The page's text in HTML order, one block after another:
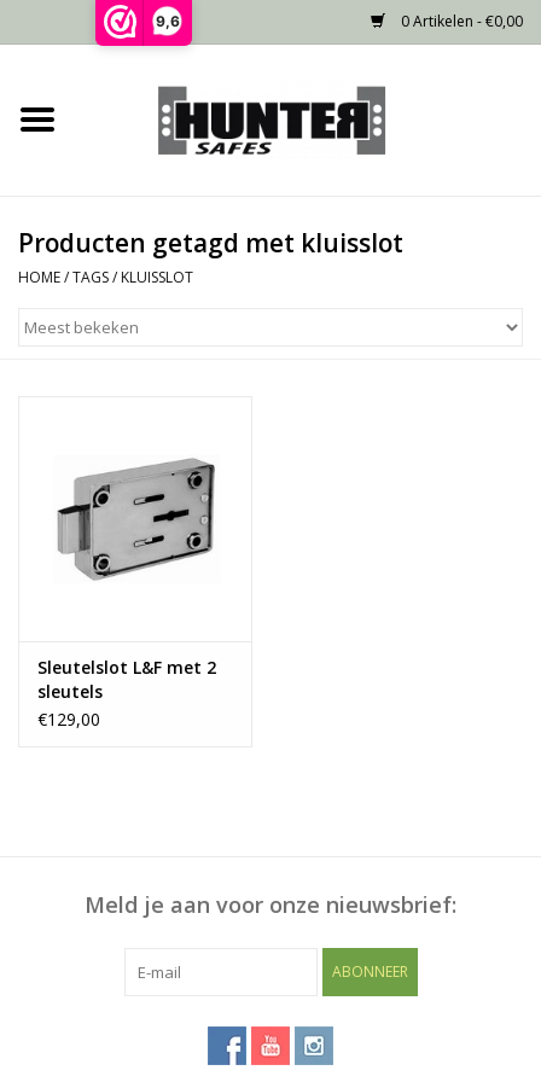
9,6 0 Artikelen - €0,00
Home
Gecertificeerd
Niet gecertificeerd
Opties
Producten getagd met kluisslot
HOME/TAGS/ KLUISSLOT
Sleutelslot L&F met 2
sleutels
€129,00
Meld je aan voor onze nieuwsbrief:
ABONNEER